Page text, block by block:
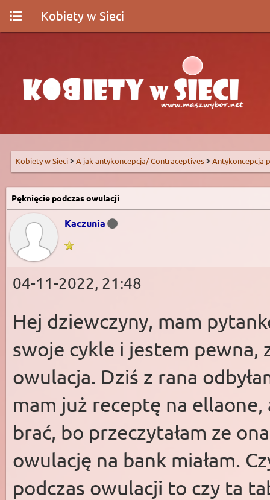
Kobiety w Sieci
Kobiety w Sieci A jak antykoncepcja/ Contraceptives Antykoncepcja
Pęknięcie podczas owulacji
Kaczunia
04-11-2022, 21:48
Hej dziewczyny, mam
swoje cykle i jestem pewna,
owulacja. Dziś z rana
mam już receptę na
brać, bo przeczytałam ze
owulację na bank miałam.
podczas owulacji to czy ta